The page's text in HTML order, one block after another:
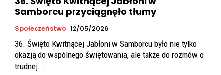
Samborcu przyciągnęło tłumy
Społeczeństwo 12/05/2026
36. Święto Kwitnącej Jabłoni w Samborcu było nie tylko
okazją do wspólnego świętowania, ale także do rozmów o
trudnej...